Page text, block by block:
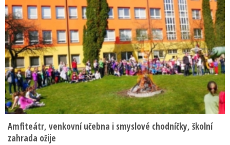
Amfiteátr, venkovní učebna i smyslové chodníčky, školní
zahrada ožije